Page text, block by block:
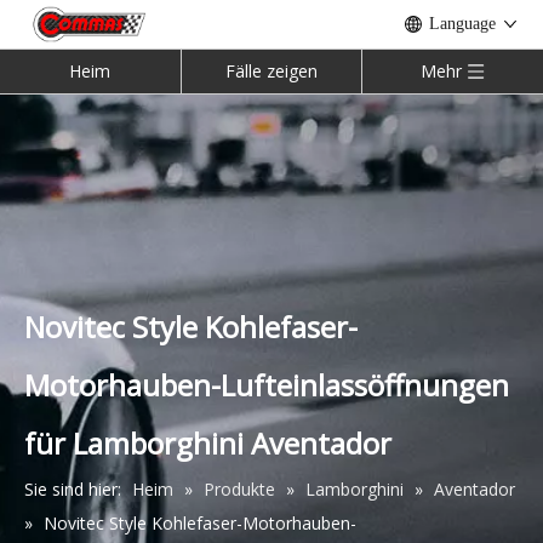
Language
Heim Fälle zeigen Mehr
Novitec Style Kohlefaser-
Motorhauben-Lufteinlassöffnungen
für Lamborghini Aventador
Sie sind hier: Heim » Produkte » Lamborghini » Aventador
» Novitec Style Kohlefaser-Motorhauben-
McLaren 540c 570s 570gt 600LT Bodykit Mansory-Karosseriesatz aus halber Kohlefaser für Rolls Royce Cullinan
Halbcarbon Mansory Bodykit für Lamborghini Urus